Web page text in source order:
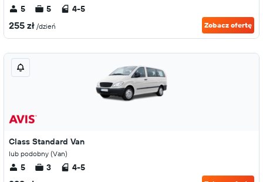
5 5 4-5
255 zł /dzień Zobacz ofertę
Class Standard Van
lub podobny (Van)
5 3 4-5